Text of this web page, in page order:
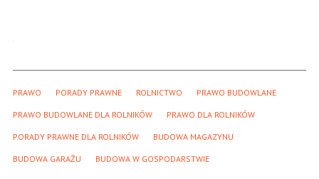
PRAWO PORADY PRAWNE ROLNICTWO PRAWO BUDOWLANE
PRAWO BUDOWLANE DLA ROLNIKÓW PRAWO DLA ROLNIKÓW
PORADY PRAWNE DLA ROLNIKÓW BUDOWA MAGAZYNU
BUDOWA GARAŻU BUDOWA W GOSPODARSTWIE